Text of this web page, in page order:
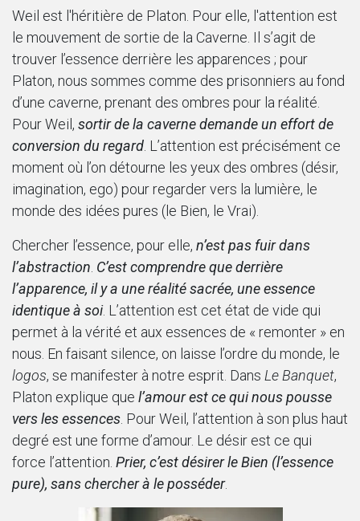
Weil est l'héritière de Platon. Pour elle, l'attention est
le mouvement de sortie de la Caverne. Il s’agit de
trouver l’essence derrière les apparences ; pour
Platon, nous sommes comme des prisonniers au fond
d’une caverne, prenant des ombres pour la réalité.
Pour Weil, sortir de la caverne demande un effort de
conversion du regard. L’attention est précisément ce
moment où l’on détourne les yeux des ombres (désir,
imagination, ego) pour regarder vers la lumière, le
monde des idées pures (le Bien, le Vrai).
Chercher l’essence, pour elle, n’est pas fuir dans
l’abstraction. C’est comprendre que derrière
l’apparence, il y a une réalité sacrée, une essence
identique à soi. L’attention est cet état de vide qui
permet à la vérité et aux essences de « remonter » en
nous. En faisant silence, on laisse l’ordre du monde, le
logos, se manifester à notre esprit. Dans Le Banquet,
Platon explique que l’amour est ce qui nous pousse
vers les essences. Pour Weil, l’attention à son plus haut
degré est une forme d’amour. Le désir est ce qui
force l’attention. Prier, c’est désirer le Bien (l’essence
pure), sans chercher à le posséder.